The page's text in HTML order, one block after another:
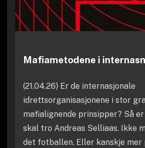
Mafiametodene i
(21.04.26) Er de internasjonale
idrettsorganisasjonene i stor
mafialignende prinsipper? Så
skal tro Andreas Selliaas. Ikke
det fotballen. Eller kanskje mer